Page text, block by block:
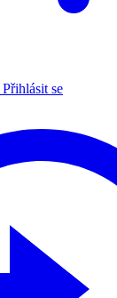
Přihlásit se